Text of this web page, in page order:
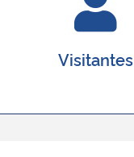
Visitantes